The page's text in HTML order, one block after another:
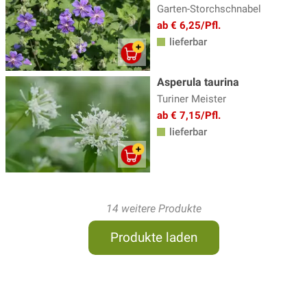
Garten-Storchschnabel
ab € 6,25/Pfl.
lieferbar
Asperula taurina
Turiner Meister
ab € 7,15/Pfl.
lieferbar
14 weitere Produkte
Produkte laden